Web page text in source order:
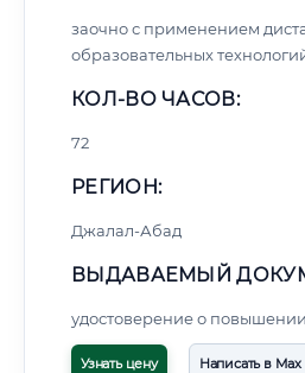
заочно с применением
образовательных
КОЛ-ВО ЧАСОВ:
72
РЕГИОН:
Джалал-Абад
ВЫДАВАЕМЫЙ
удостоверение о
Узнать цену Написать в Max